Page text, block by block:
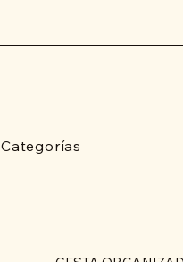
Categorías